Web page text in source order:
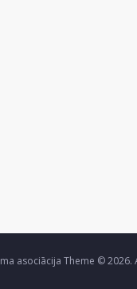
asociācija Theme © 2026.